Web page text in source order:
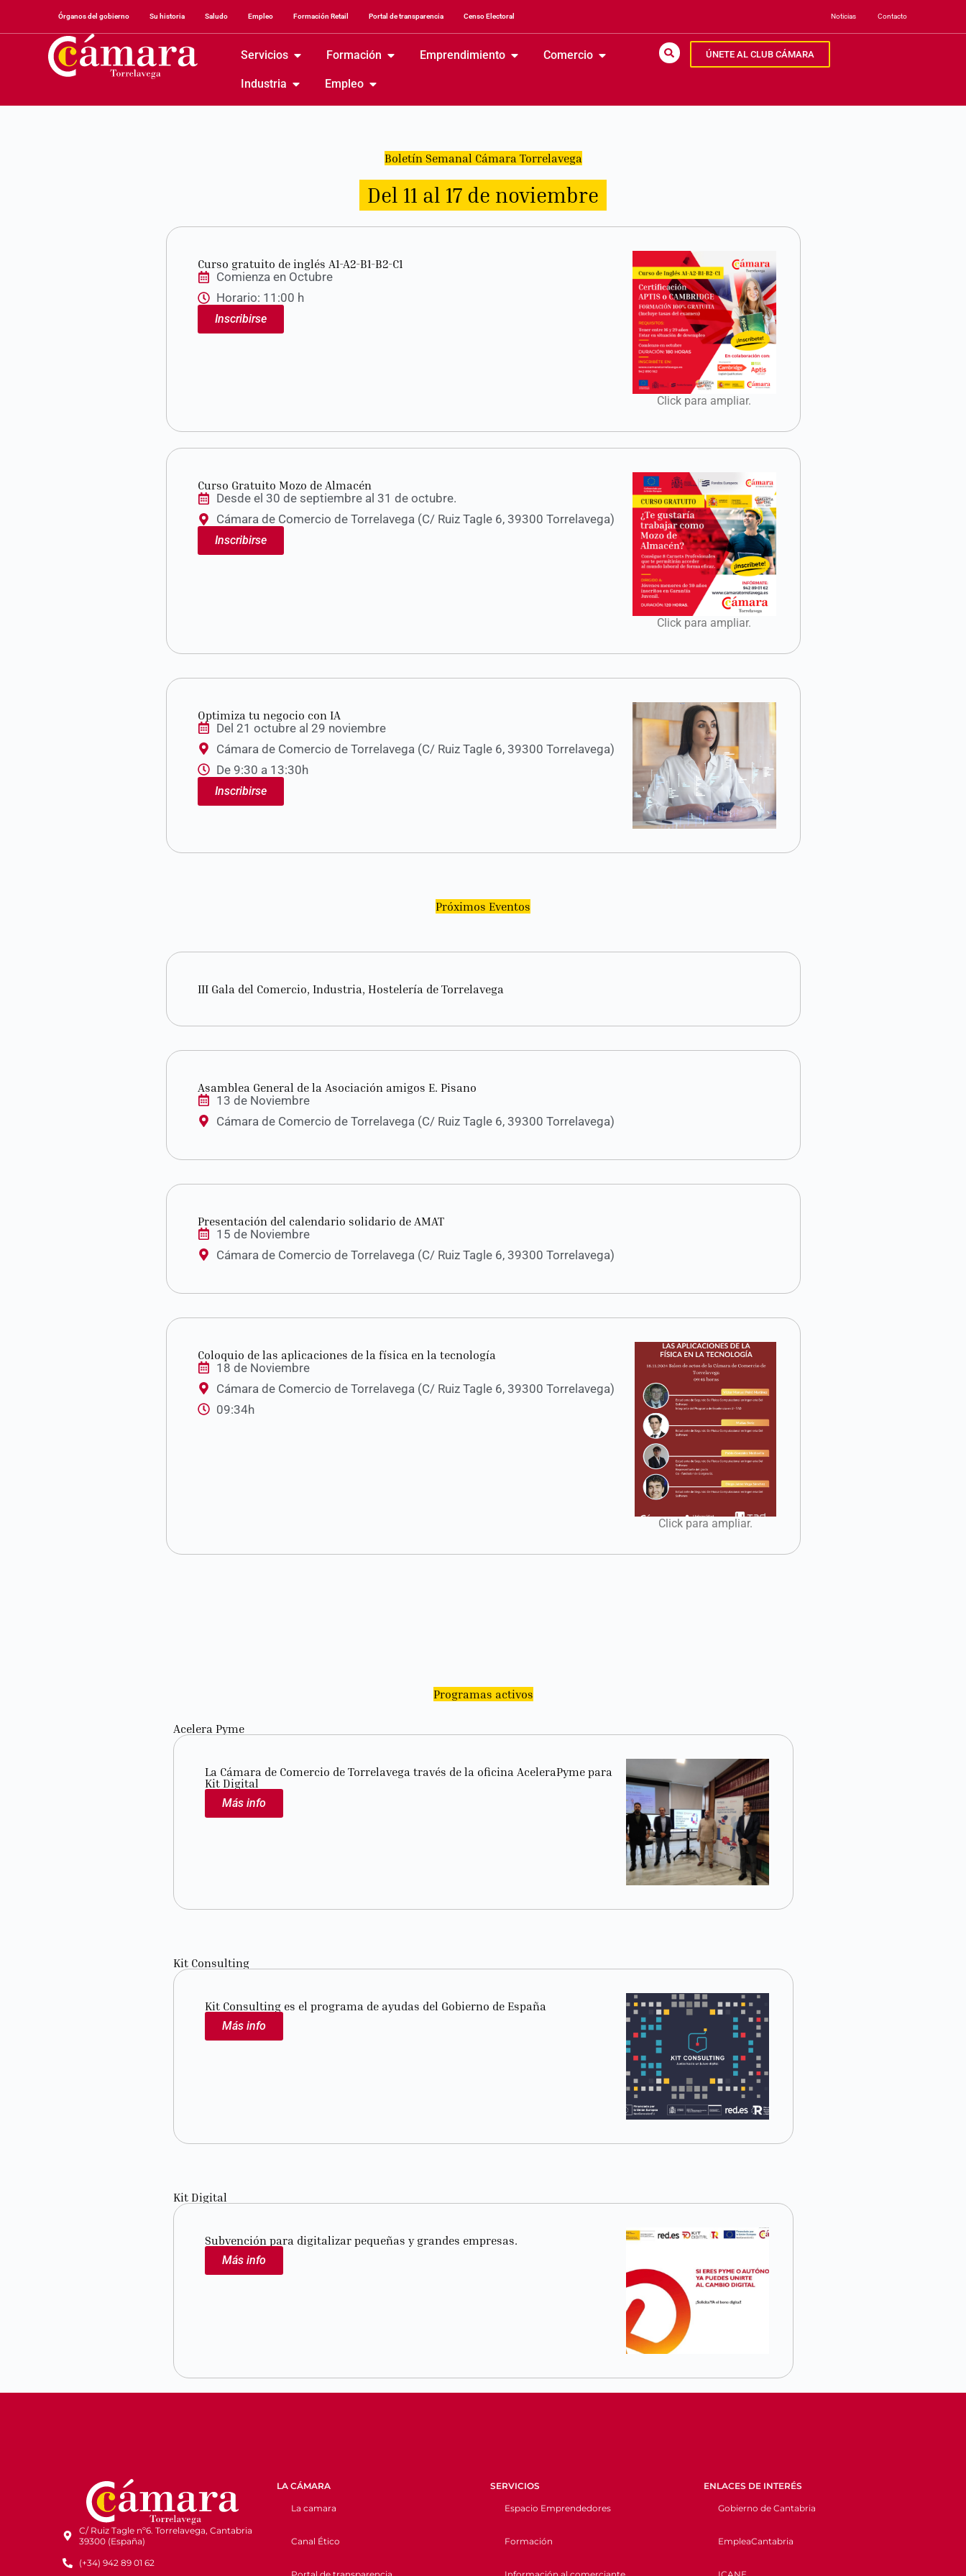
Órganos del gobierno Su historia Saludo Empleo Formación Retail Portal de transparencia Censo Electoral Noticias Contacto
Servicios Formación Emprendimiento Comercio
Industria Empleo
ÚNETE AL CLUB CÁMARA
Boletín Semanal Cámara Torrelavega
Del 11 al 17 de noviembre
Curso gratuito de inglés A1-A2-B1-B2-C1
Comienza en Octubre
Horario: 11:00 h
Inscribirse
Click para ampliar.
Curso Gratuito Mozo de Almacén
Desde el 30 de septiembre al 31 de octubre.
Cámara de Comercio de Torrelavega (C/ Ruiz Tagle 6, 39300 Torrelavega)
Inscribirse
Click para ampliar.
Optimiza tu negocio con IA
Del 21 octubre al 29 noviembre
Cámara de Comercio de Torrelavega (C/ Ruiz Tagle 6, 39300 Torrelavega)
De 9:30 a 13:30h
Inscribirse
Próximos Eventos
III Gala del Comercio, Industria, Hostelería de Torrelavega
Asamblea General de la Asociación amigos E. Pisano
13 de Noviembre
Cámara de Comercio de Torrelavega (C/ Ruiz Tagle 6, 39300 Torrelavega)
Presentación del calendario solidario de AMAT
15 de Noviembre
Cámara de Comercio de Torrelavega (C/ Ruiz Tagle 6, 39300 Torrelavega)
Coloquio de las aplicaciones de la física en la tecnología
18 de Noviembre
Cámara de Comercio de Torrelavega (C/ Ruiz Tagle 6, 39300 Torrelavega)
09:34h
Click para ampliar.
Programas activos
Acelera Pyme
La Cámara de Comercio de Torrelavega través de la oficina AceleraPyme para
Kit Digital
Más info
Kit Consulting
Kit Consulting es el programa de ayudas del Gobierno de España
Más info
Kit Digital
Subvención para digitalizar pequeñas y grandes empresas.
Más info
C/ Ruiz Tagle nº6. Torrelavega, Cantabria
39300 (España)
(+34) 942 89 01 62
LA CÁMARA
La camara
Canal Ético
SERVICIOS
Espacio Emprendedores
Formación
ENLACES DE INTERÉS
Gobierno de Cantabria
EmpleaCantabria